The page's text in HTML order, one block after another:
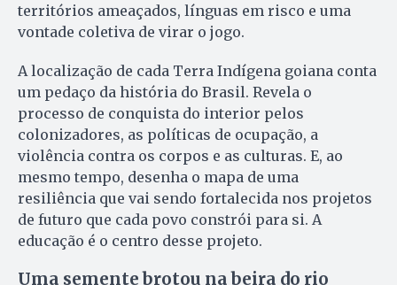
territórios ameaçados, línguas em risco e uma
vontade coletiva de virar o jogo.
A localização de cada Terra Indígena goiana conta
um pedaço da história do Brasil. Revela o
processo de conquista do interior pelos
colonizadores, as políticas de ocupação, a
violência contra os corpos e as culturas. E, ao
mesmo tempo, desenha o mapa de uma
resiliência que vai sendo fortalecida nos projetos
de futuro que cada povo constrói para si. A
educação é o centro desse projeto.
Uma semente brotou na beira do rio